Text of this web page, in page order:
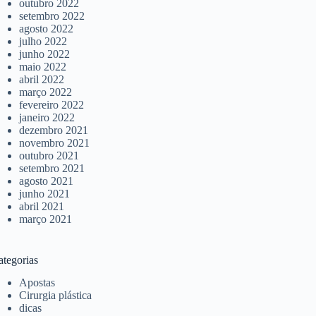
outubro 2022
setembro 2022
agosto 2022
julho 2022
junho 2022
maio 2022
abril 2022
março 2022
fevereiro 2022
janeiro 2022
dezembro 2021
novembro 2021
outubro 2021
setembro 2021
agosto 2021
junho 2021
abril 2021
março 2021
Apostas
Cirurgia plástica
dicas